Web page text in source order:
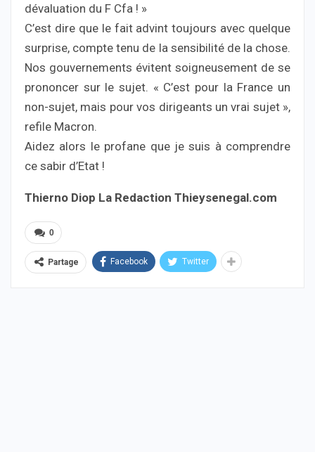
dévaluation du F Cfa ! »
C’est dire que le fait advint toujours avec quelque
surprise, compte tenu de la sensibilité de la chose.
Nos gouvernements évitent soigneusement de se
prononcer sur le sujet. « C’est pour la France un
non-sujet, mais pour vos dirigeants un vrai sujet »,
refile Macron.
Aidez alors le profane que je suis à comprendre
ce sabir d’Etat !
Thierno Diop La Redaction Thieysenegal.com
0
Partage Facebook Twitter